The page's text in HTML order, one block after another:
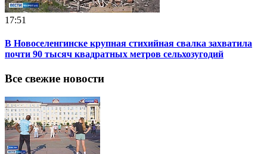
17:51
В Новоселенгинске крупная стихийная свалка захватила
почти 90 тысяч квадратных метров сельхозугодий
Все свежие новости